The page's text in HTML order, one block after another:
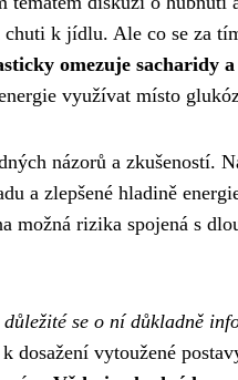
k jídlu. Ale co se za
omezuje sacharidy
využívat místo
názorů a zkušeností.
a zlepšené hladině
rizika spojená s
se o ní důkladně
dosažení vytoužené